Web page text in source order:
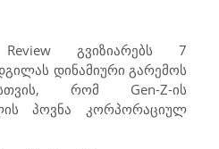
Reviewგვიზიარებს 7
დინამიური გარემოს
რომ Gen-Z-ის
პოვნა კორპორაციულ